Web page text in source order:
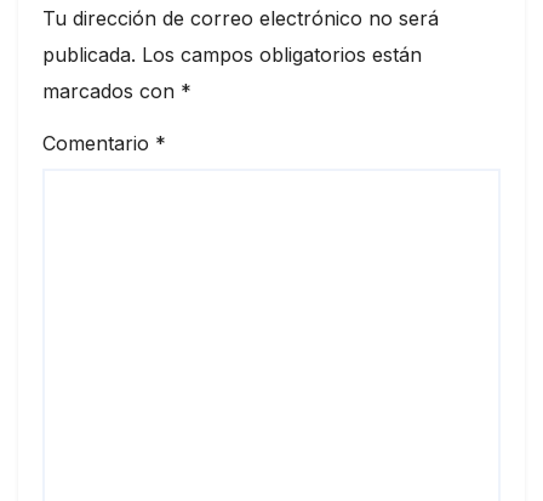
Tu dirección de correo electrónico no será
publicada. Los campos obligatorios están
marcados con *
Comentario *